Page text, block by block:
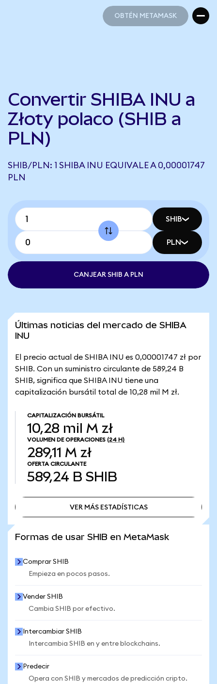
OBTÉN METAMASK
Convertir SHIBA INU a
Złoty polaco (SHIB a
PLN)
SHIB/PLN: 1 SHIBA INU EQUIVALE A 0,00001747
PLN
SHIB
PLN
CANJEAR SHIB A PLN
Últimas noticias del mercado de SHIBA
INU
El precio actual de SHIBA INU es 0,00001747 zł por
SHIB. Con un suministro circulante de 589,24 B
SHIB, significa que SHIBA INU tiene una
capitalización bursátil total de 10,28 mil M zł.
CAPITALIZACIÓN BURSÁTIL
10,28 mil M zł
VOLUMEN DE OPERACIONES (24 H)
289,11 M zł
OFERTA CIRCULANTE
589,24 B SHIB
VER MÁS ESTADÍSTICAS
Formas de usar SHIB en MetaMask
Comprar SHIB
Empieza en pocos pasos.
Vender SHIB
Cambia SHIB por efectivo.
Intercambiar SHIB
Intercambia SHIB en y entre blockchains.
Predecir
Opera con SHIB y mercados de predicción cripto.